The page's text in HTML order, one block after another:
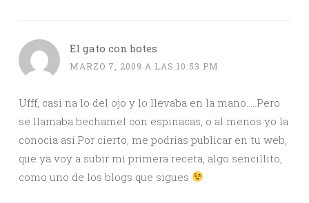
El gato con botes
MARZO 7, 2009 A LAS 10:53 PM
Ufff, casi na lo del ojo y lo llevaba en la mano…..Pero
se llamaba bechamel con espinacas, o al menos yo la
conocia asi.Por cierto, me podrias publicar en tu web,
que ya voy a subir mi primera receta, algo sencillito,
como uno de los blogs que sigues